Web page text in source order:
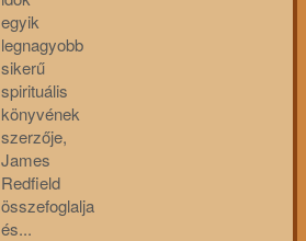
egyik
legnagyobb
sikerű
spirituális
könyvének
szerzője,
James
Redfield
összefoglalja
és...